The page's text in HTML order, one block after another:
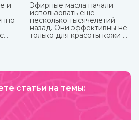
и
Эфирные масла начали
использовать еще
несколько тысячелетий
назад. Они эффективны не
только для красоты кожи и
самостоятельно, некоторые
маслом из-за весьма
статьи на темы: